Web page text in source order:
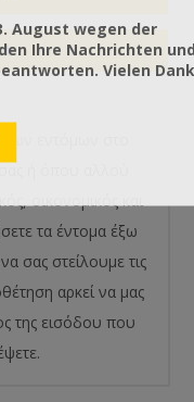
εντόμων στο
οικονομικός και
τα έντομα έξω
σας στείλουμε τις
αρκεί να μας
της εισόδου που
August wegen der
Ihre Nachrichten
Vielen Dank